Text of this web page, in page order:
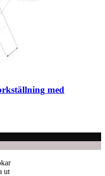
med
ut